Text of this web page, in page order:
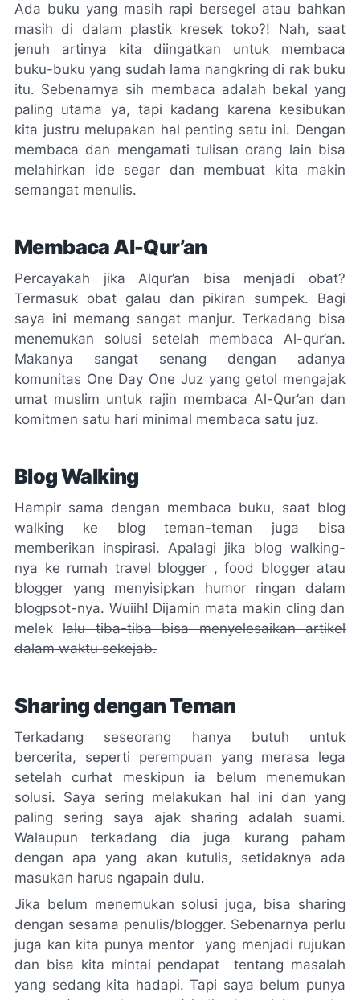
Ada buku yang masih rapi bersegel atau bahkan
masih di dalam plastik kresek toko?! Nah, saat
jenuh artinya kita diingatkan untuk membaca
buku-buku yang sudah lama nangkring di rak buku
itu. Sebenarnya sih membaca adalah bekal yang
paling utama ya, tapi kadang karena kesibukan
kita justru melupakan hal penting satu ini. Dengan
membaca dan mengamati tulisan orang lain bisa
melahirkan ide segar dan membuat kita makin
semangat menulis.
Membaca Al-Qur’an
Percayakah jika Alqur’an bisa menjadi obat?
Termasuk obat galau dan pikiran sumpek. Bagi
saya ini memang sangat manjur. Terkadang bisa
menemukan solusi setelah membaca Al-qur’an.
Makanya sangat senang dengan adanya
komunitas One Day One Juz yang getol mengajak
umat muslim untuk rajin membaca Al-Qur’an dan
komitmen satu hari minimal membaca satu juz.
Blog Walking
Hampir sama dengan membaca buku, saat blog
walking ke blog teman-teman juga bisa
memberikan inspirasi. Apalagi jika blog walking-
nya ke rumah travel blogger , food blogger atau
bloggeryang menyisipkan humor ringan dalam
blogpsot-nya. Wuiih! Dijamin mata makin cling dan
meleklalu tiba-tiba bisa menyelesaikan artikel
dalam waktu sekejab.
Sharingdengan Teman
Terkadang seseorang hanya butuh untuk
bercerita, seperti perempuan yang merasa lega
setelah curhat meskipun ia belum menemukan
solusi. Saya sering melakukan hal ini dan yang
paling sering saya ajak sharing adalah suami.
Walaupun terkadang dia juga kurang paham
dengan apa yang akan kutulis, setidaknya ada
masukan harus ngapain dulu.
Jika belum menemukan solusi juga, bisa sharing
dengan sesama penulis/blogger. Sebenarnya perlu
juga kan kita punya mentor yang menjadi rujukan
dan bisa kita mintai pendapat tentang masalah
yang sedang kita hadapi. Tapi saya belum punya